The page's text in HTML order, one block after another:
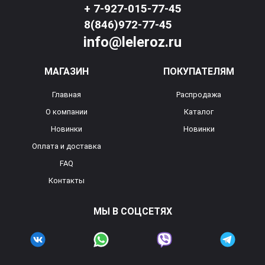
+ 7-927-015-77-45
8(846)972-77-45
info@leleroz.ru
МАГАЗИН
Главная
О компании
Новинки
Оплата и доставка
FAQ
Контакты
ПОКУПАТЕЛЯМ
Распродажа
Каталог
Новинки
МЫ В СОЦСЕТЯХ